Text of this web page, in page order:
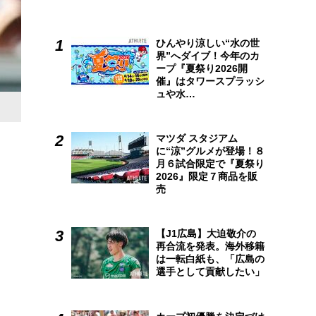
ひんやり涼しい“水の世
界”へダイブ！今年のカ
ープ『夏祭り2026開
催』はタワースプラッシ
ュや水…
マツダ スタジアム
に“涼”グルメが登場！８
月６試合限定で『夏祭り
2026』限定７商品を販
売
【J1広島】大迫敬介の
再合流を発表。海外移籍
は一転白紙も、「広島の
選手として貢献したい」